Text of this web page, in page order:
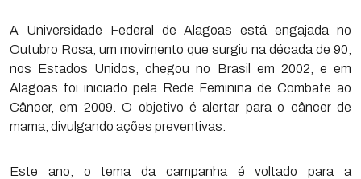
A Universidade Federal de Alagoas está engajada no
Outubro Rosa, um movimento que surgiu na década de 90,
nos Estados Unidos, chegou no Brasil em 2002, e em
Alagoas foi iniciado pela Rede Feminina de Combate ao
Câncer, em 2009. O objetivo é alertar para o câncer de
mama, divulgando ações preventivas.
Este ano, o tema da campanha é voltado para a